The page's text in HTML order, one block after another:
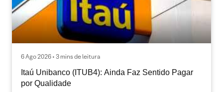
6 Ago 2026 • 3 mins de leitura
Itaú Unibanco (ITUB4): Ainda Faz Sentido Pagar
por Qualidade